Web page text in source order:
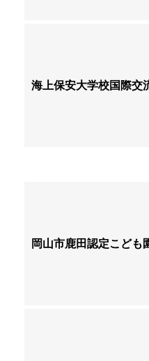
海上保安大学校国際交
岡山市鹿田認定こども